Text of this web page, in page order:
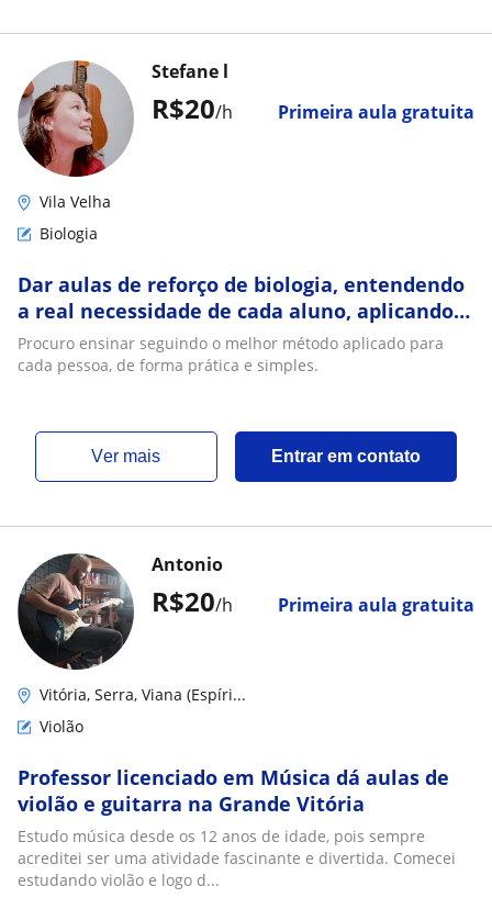
R$20/h Primeira aula gratuita
Stefane l
Vila Velha
Biologia
Dar aulas de reforço de biologia, entendendo
a real necessidade de cada aluno, aplicando
métodos de aprendizagem práticos
Procuro ensinar seguindo o melhor método aplicado para
cada pessoa, de forma prática e simples.
ver mais Entrar em contato
R$20/h Primeira aula gratuita
Antonio
Vitória, Serra, Viana (Espíri...
Violão
Professor licenciado em Música dá aulas de
violão e guitarra na Grande Vitória
Estudo música desde os 12 anos de idade, pois sempre
acreditei ser uma atividade fascinante e divertida. Comecei
estudando violão e logo d...